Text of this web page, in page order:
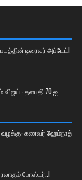
டிரைலர் அப்டேட்!
விஜய் - தளபதி 70 ஐ
வழக்கு- கணவர் ஹேம்நாத்
போஸ்டர்..!